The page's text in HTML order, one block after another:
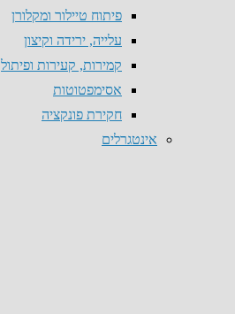
פיתוח טיילור ומקלורן
עלייה, ירידה וקיצון
קמירות, קעירות ופיתול
אסימפטוטות
חקירת פונקציה
אינטגרלים